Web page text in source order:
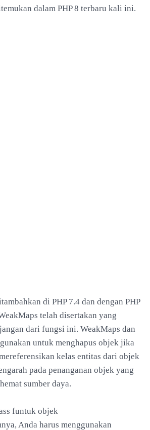
dalam PHP 8 terbaru kali ini.
di PHP 7.4 dan dengan PHP
telah disertakan yang
dari fungsi ini. WeakMaps dan
untuk menghapus objek jika
kelas entitas dari objek
pada penanganan objek yang
sumber daya.
funtuk objek
Anda harus menggunakan